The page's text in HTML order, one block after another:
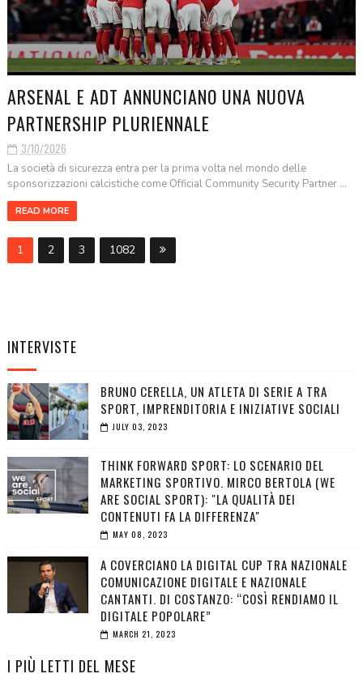
ARSENAL E ADT ANNUNCIANO UNA NUOVA
PARTNERSHIP PLURIENNALE
3/10/2026
La società di sicurezza entra per la prima volta nel mondo delle
sponsorizzazioni calcistiche come Official Community Security Partner ...
READ MORE
1 2 3 1082
INTERVISTE
BRUNO CERELLA, UN ATLETA DI SERIE A TRA
SPORT, IMPRENDITORIA E INIZIATIVE SOCIALI
JULY 03, 2023
THINK FORWARD SPORT: LO SCENARIO DEL
MARKETING SPORTIVO. MIRCO BERTOLA (WE
ARE SOCIAL SPORT): "LA QUALITÀ DEI
CONTENUTI FA LA DIFFERENZA"
MAY 08, 2023
A COVERCIANO LA DIGITAL CUP TRA NAZIONALE
COMUNICAZIONE DIGITALE E NAZIONALE
CANTANTI. DI COSTANZO: “COSÌ RENDIAMO IL
DIGITALE POPOLARE”
MARCH 21, 2023
I PIÙ LETTI DEL MESE